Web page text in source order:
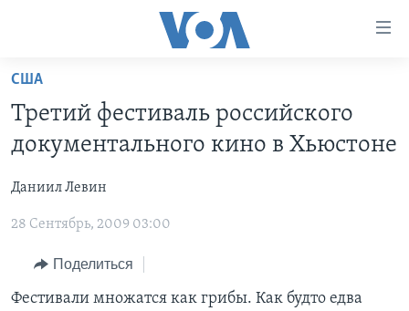
Перейти
основной
контент
Перейти
навигации
Перейти
поиск
ПРОГРАММЫ
НОВОСТИ ЗА МИНУТУ
ИТОГИ
ПОЧЕМУ ЭТО ВАЖНО?
ДИСКУССИЯ VOA
ПРОЕКТЫ
УЧИМ АНГЛИЙСКИЙ
НАША АМЕРИКАНСКАЯ ИСТОРИЯ
А КАК В АМЕРИКЕ?
АРТЕФАКТЫ
ЭКСПЕРТИЗА
ИНТЕРВЬЮ
ФАКТЫ ПРОТИВ ФЕЙКОВ
ЗА СВОБОДУ ПРЕССЫ
США
Третий фестиваль российского
документального кино в Хьюстоне
Даниил Левин
28 Сентябрь, 2009 03:00
Поделиться
Фестивали множатся как грибы. Как будто едва